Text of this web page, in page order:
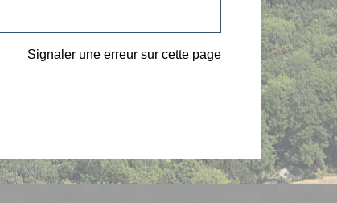
Signaler une erreur sur cette page